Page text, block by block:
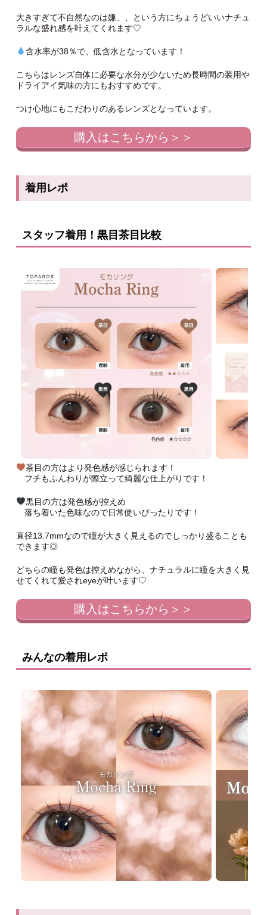
大きすぎて不自然なのは嫌、、という方にちょうどいいナチュ
ラルな盛れ感を叶えてくれます♡
含水率が38％で、低含水となっています！
こちらはレンズ自体に必要な水分が少ないため長時間の装用や
ドライアイ気味の方にもおすすめです。
つけ心地にもこだわりのあるレンズとなっています。
購入はこちらから＞＞
着用レポ
スタッフ着用！黒目茶目比較
茶目の方はより発色感が感じられます！
フチもふんわりが際立って綺麗な仕上がりです！
黒目の方は発色感が控えめ
落ち着いた色味なので日常使いぴったりです！
直径13.7mmなので瞳が大きく見えるのでしっかり盛ることも
できます◎
どちらの瞳も発色は控えめながら、ナチュラルに瞳を大きく見
せてくれて愛されeyeが叶います♡
購入はこちらから＞＞
みんなの着用レポ